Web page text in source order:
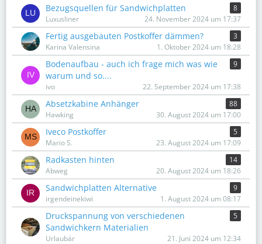
Bezugsquellen für Sandwichplatten
8
Luxusliner
24. November 2024 um 17:37
Fertig ausgebauten Postkoffer dämmen?
3
Karina Valensina
1. Oktober 2024 um 18:28
Bodenaufbau - auch ich frage mich was wie
warum und so....
9
ivo 22. September 2024 um 17:38
Absetzkabine Anhänger
88
Hawking
30. August 2024 um 17:00
Iveco Postkoffer
5
Mario S.
23. August 2024 um 17:09
Radkasten hinten
14
Abweg
20. August 2024 um 18:26
Sandwichplatten Alternative
9
irgendeinekiwi
1. August 2024 um 08:17
Druckspannung von verschiedenen
Sandwichkern Materialien
5
Urlaubär 21. Juni 2024 um 12:34